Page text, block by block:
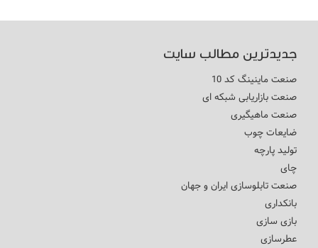
جدیدترین مطالب سایت
صنعت ماینینگ کد 10
صنعت بازاریابی شبکه ای
صنعت ماهیگیری
ضایعات چوب
تولید پارچه
چای
صنعت تابلوسازی ایران و جهان
بانکداری
بازی سازی
عطرسازی